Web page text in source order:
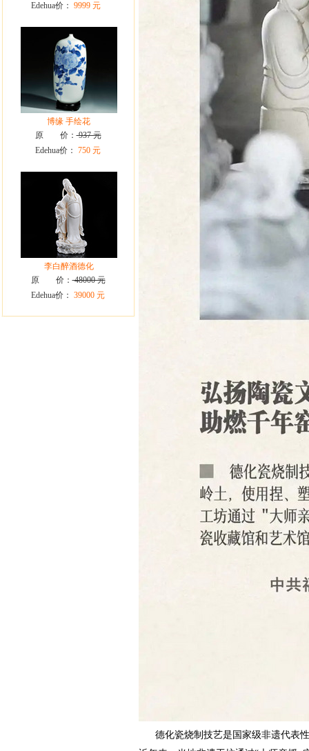
Edehua价： 9999 元
博缘 手绘花
原 价：937 元
Edehua价： 750 元
李白醉酒德化
原 价：48000 元
Edehua价： 39000 元
德化瓷烧制技艺是国家级非遗代表性